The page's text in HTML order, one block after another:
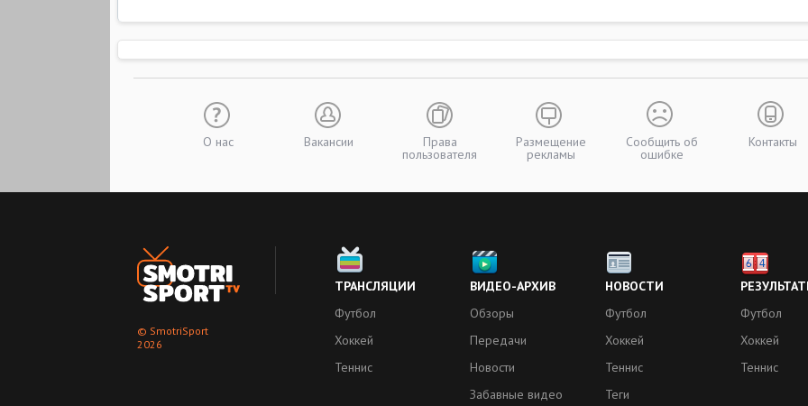
О нас Вакансии Права
пользователя
Размещение
рекламы
Сообщить об
ошибке
Контакты
© SmotriSport
2026
ТРАНСЛЯЦИИ
Футбол
Хоккей
Теннис
ВИДЕО-АРХИВ
Обзоры
Передачи
Новости
Забавные видео
НОВОСТИ
Футбол
Хоккей
Теннис
Теги
Футбол
Хоккей
Теннис